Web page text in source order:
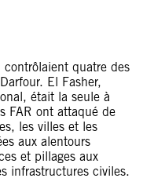
quatre des
El Fasher,
était la seule à
FAR ont attaqué de
les villes et les
aux alentours
et pillages aux
infrastructures civiles.